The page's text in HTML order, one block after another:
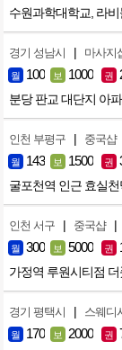
수원과학대학교, 라
경기 성남시 | 마사지
월 100 보 1000 권
분당 판교 대단지 아
인천 부평구 | 중국샵
월 143 보 1500 권
굴포천역 인근 효실
인천 서구 | 중국샵 |
월 300 보 5000 권
가정역 루원시티점
경기 평택시 | 스웨디
월 170 보 2000 권